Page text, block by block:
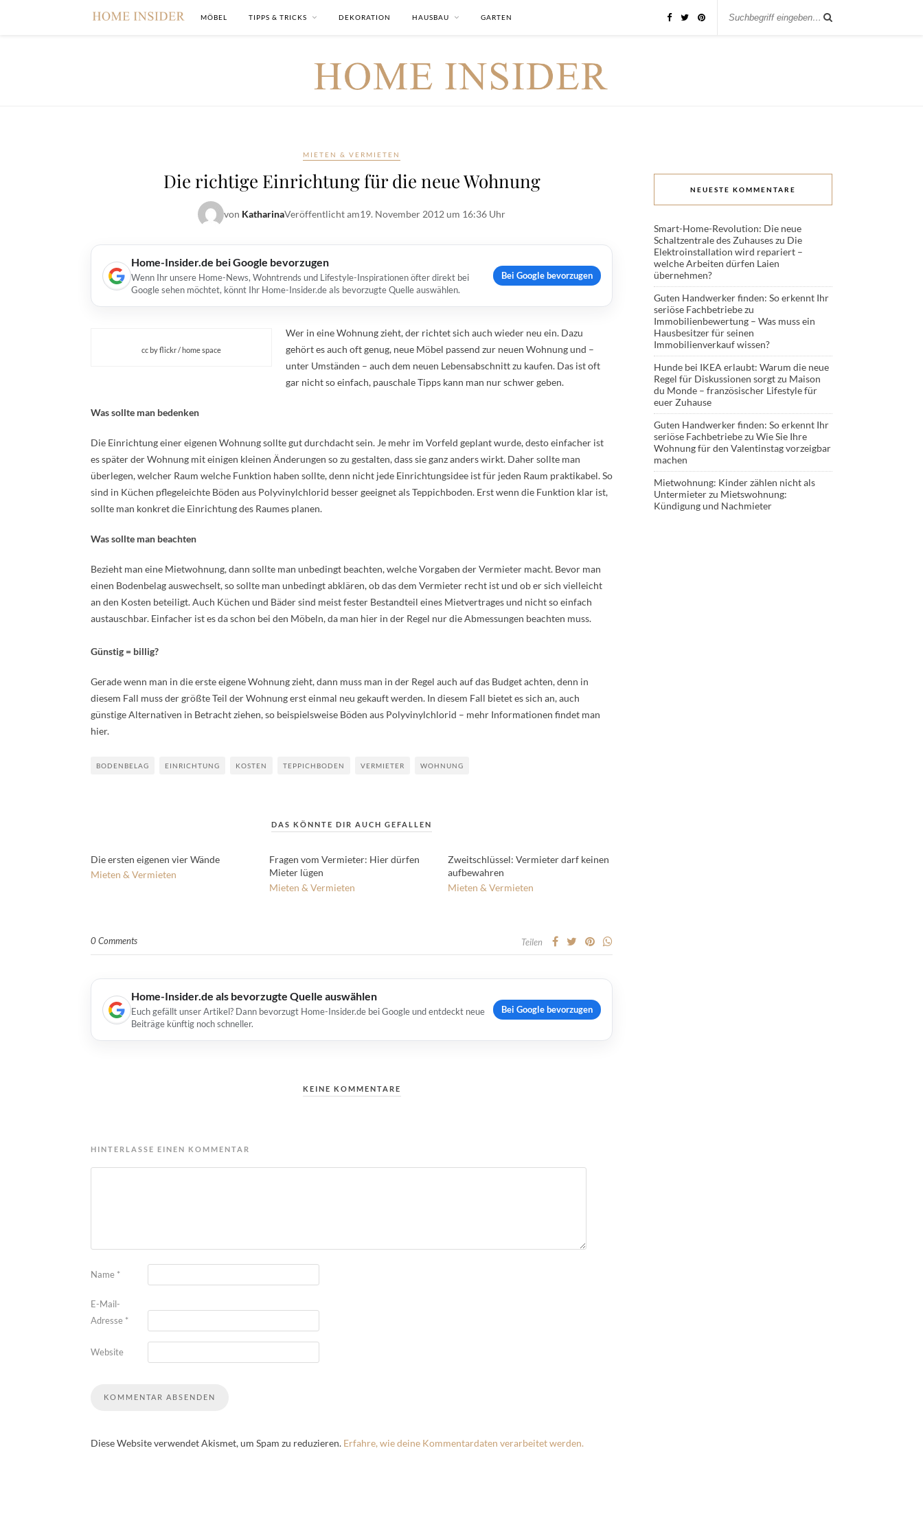
MÖBEL TIPPS & TRICKS DEKORATION HAUSBAU GARTEN
MIETEN & VERMIETEN
Die richtige Einrichtung für die neue Wohnung
von KatharinaVeröffentlicht am19. November 2012 um 16:36 Uhr
Home-Insider.de bei Google bevorzugen
Wenn Ihr unsere Home-News, Wohntrends und Lifestyle-Inspirationen öfter direkt bei
Google sehen möchtet, könnt Ihr Home-Insider.de als bevorzugte Quelle auswählen.
Bei Google bevorzugen
cc by flickr / home space
Wer in eine Wohnung zieht, der richtet sich auch wieder neu ein. Dazu
gehört es auch oft genug, neue Möbel passend zur neuen Wohnung und –
unter Umständen – auch dem neuen Lebensabschnitt zu kaufen. Das ist oft
gar nicht so einfach, pauschale Tipps kann man nur schwer geben.
Was sollte man bedenken
Die Einrichtung einer eigenen Wohnung sollte gut durchdacht sein. Je mehr im Vorfeld geplant wurde, desto einfacher ist
es später der Wohnung mit einigen kleinen Änderungen so zu gestalten, dass sie ganz anders wirkt. Daher sollte man
überlegen, welcher Raum welche Funktion haben sollte, denn nicht jede Einrichtungsidee ist für jeden Raum praktikabel. So
sind in Küchen pflegeleichte Böden aus Polyvinylchlorid besser geeignet als Teppichboden. Erst wenn die Funktion klar ist,
sollte man konkret die Einrichtung des Raumes planen.
Was sollte man beachten
Bezieht man eine Mietwohnung, dann sollte man unbedingt beachten, welche Vorgaben der Vermieter macht. Bevor man
einen Bodenbelag auswechselt, so sollte man unbedingt abklären, ob das dem Vermieter recht ist und ob er sich vielleicht
an den Kosten beteiligt. Auch Küchen und Bäder sind meist fester Bestandteil eines Mietvertrages und nicht so einfach
austauschbar. Einfacher ist es da schon bei den Möbeln, da man hier in der Regel nur die Abmessungen beachten muss.
Günstig = billig?
Gerade wenn man in die erste eigene Wohnung zieht, dann muss man in der Regel auch auf das Budget achten, denn in
diesem Fall muss der größte Teil der Wohnung erst einmal neu gekauft werden. In diesem Fall bietet es sich an, auch
günstige Alternativen in Betracht ziehen, so beispielsweise Böden aus Polyvinylchlorid – mehr Informationen findet man
hier.
BODENBELAG EINRICHTUNG KOSTEN TEPPICHBODEN VERMIETER WOHNUNG
DAS KÖNNTE DIR AUCH GEFALLEN
Die ersten eigenen vier Wände
Mieten & Vermieten
Fragen vom Vermieter: Hier dürfen
Mieter lügen
Mieten & Vermieten
Zweitschlüssel: Vermieter darf keinen
aufbewahren
Mieten & Vermieten
0 Comments Teilen
Home-Insider.de als bevorzugte Quelle auswählen
Euch gefällt unser Artikel? Dann bevorzugt Home-Insider.de bei Google und entdeckt neue
Beiträge künftig noch schneller.
Bei Google bevorzugen
KEINE KOMMENTARE
HINTERLASSE EINEN KOMMENTAR
Name *
E-Mail-
Adresse *
Website
Diese Website verwendet Akismet, um Spam zu reduzieren. Erfahre, wie deine Kommentardaten verarbeitet werden.
NEUESTE KOMMENTARE
Smart-Home-Revolution: Die neue
Schaltzentrale des Zuhauseszu Die
Elektroinstallation wird repariert –
welche Arbeiten dürfen Laien
übernehmen?
Guten Handwerker finden: So erkennt Ihr
seriöse Fachbetriebezu
Immobilienbewertung – Was muss ein
Hausbesitzer für seinen
Immobilienverkauf wissen?
Hunde bei IKEA erlaubt: Warum die neue
Regel für Diskussionen sorgtzu Maison
du Monde – französischer Lifestyle für
euer Zuhause
Guten Handwerker finden: So erkennt Ihr
seriöse Fachbetriebezu Wie Sie Ihre
Wohnung für den Valentinstag vorzeigbar
machen
Mietwohnung: Kinder zählen nicht als
Untermieterzu Mietswohnung:
Kündigung und Nachmieter